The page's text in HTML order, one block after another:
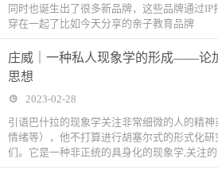
同时也诞生出了很多新品牌，这些品牌通过
穿在一起了比如今天分享的亲子教育品牌
庄威｜一种私人现象学的形成——论
思想
2023-02-28
引语巴什拉的现象学关注非常细微的人的精神
情绪等），他不打算进行胡塞尔式的形式化
们。它是一种非正统的具身化的现象学,关注的